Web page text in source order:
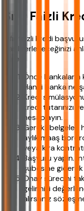
Sıfır Faizli
Sıfır faizli kredi
nasıl ilerleyeceğinizi
sürer.
Önce
Hangi banka ne
Kredi
kredi tutarınızı
hesaplayın.
Gerekli belgeleri
aylık maaş
veya kira
Başvuru yapın.
şubesine
Onay sürecini
gelirinizi
alırsanız